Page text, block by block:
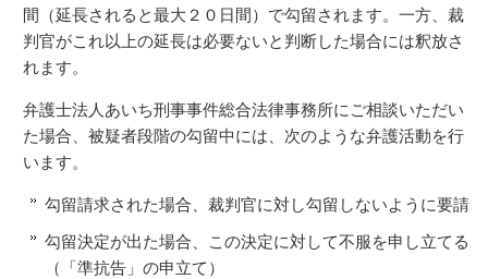
間（延長されると最大２０日間）で勾留されます。一方、裁
判官がこれ以上の延長は必要ないと判断した場合には釈放さ
れます。
弁護士法人あいち刑事事件総合法律事務所にご相談いただい
た場合、被疑者段階の勾留中には、次のような弁護活動を行
います。
勾留請求された場合、裁判官に対し勾留しないように要請
勾留決定が出た場合、この決定に対して不服を申し立てる
（「準抗告」の申立て）